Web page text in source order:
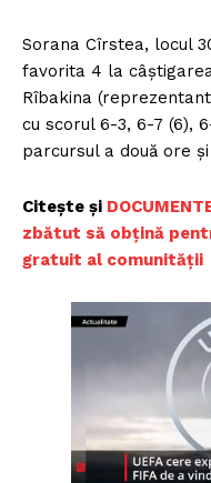
Sorana Cîrstea, locul
favorita 4 la
Rîbakina
cu scorul 6-3, 6-7 (6),
parcursul a două ore
Citește și
zbătut să obțină
gratuit al comunității